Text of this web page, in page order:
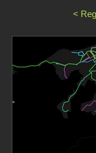
<